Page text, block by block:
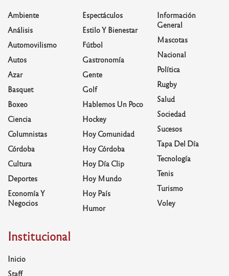
Ambiente
Análisis
Automovilismo
Autos
Azar
Basquet
Boxeo
Ciencia
Columnistas
Córdoba
Cultura
Deportes
Economía Y
Negocios
Espectáculos
Estilo Y Bienestar
Fútbol
Gastronomía
Gente
Golf
Hablemos Un Poco
Hockey
Hoy Comunidad
Hoy Córdoba
Hoy Día Clip
Hoy Mundo
Hoy País
Humor
Información
General
Mascotas
Nacional
Política
Rugby
Salud
Sociedad
Sucesos
Tapa Del Día
Tecnología
Tenis
Turismo
Voley
Institucional
Inicio
Staff